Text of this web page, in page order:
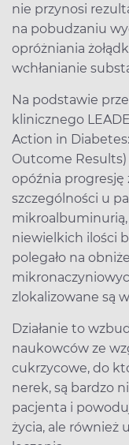
nie przynosi
na pobudzaniu
opróżniania
wchłanianie
Na podstawie
klinicznego
Action in
Outcome
opóźnia
szczególności u
niewielkich ilości
polegało na
zlokalizowane są
Działanie to
naukowców ze
cukrzycowe, do
nerek, są bardzo
pacjenta i
życia, ale również